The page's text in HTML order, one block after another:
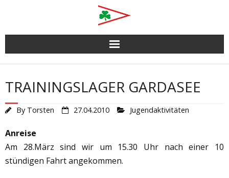
content
TRAININGSLAGER GARDASEE
By Torsten 27.04.2010 Jugendaktivitäten
Anreise
Am 28.März sind wir um 15.30 Uhr nach einer 10
stündigen Fahrt angekommen.